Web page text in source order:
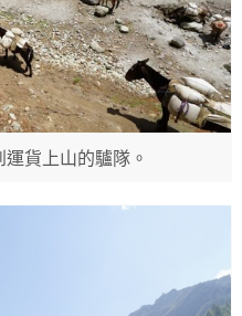
貨上山的驢隊。